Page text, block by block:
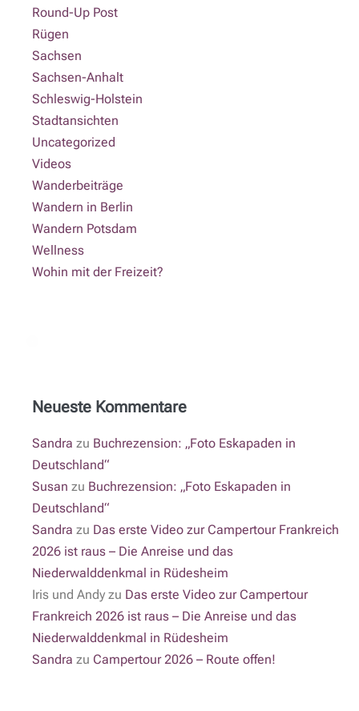
Round-Up Post
Rügen
Sachsen
Sachsen-Anhalt
Schleswig-Holstein
Stadtansichten
Uncategorized
Videos
Wanderbeiträge
Wandern in Berlin
Wandern Potsdam
Wellness
Wohin mit der Freizeit?
Neueste Kommentare
Sandra zu Buchrezension: „Foto Eskapaden in
Deutschland“
Susan zu Buchrezension: „Foto Eskapaden in
Deutschland“
Sandra zu Das erste Video zur Campertour Frankreich
2026 ist raus – Die Anreise und das
Niederwalddenkmal in Rüdesheim
Iris und Andy zu Das erste Video zur Campertour
Frankreich 2026 ist raus – Die Anreise und das
Niederwalddenkmal in Rüdesheim
Sandra zu Campertour 2026 – Route offen!